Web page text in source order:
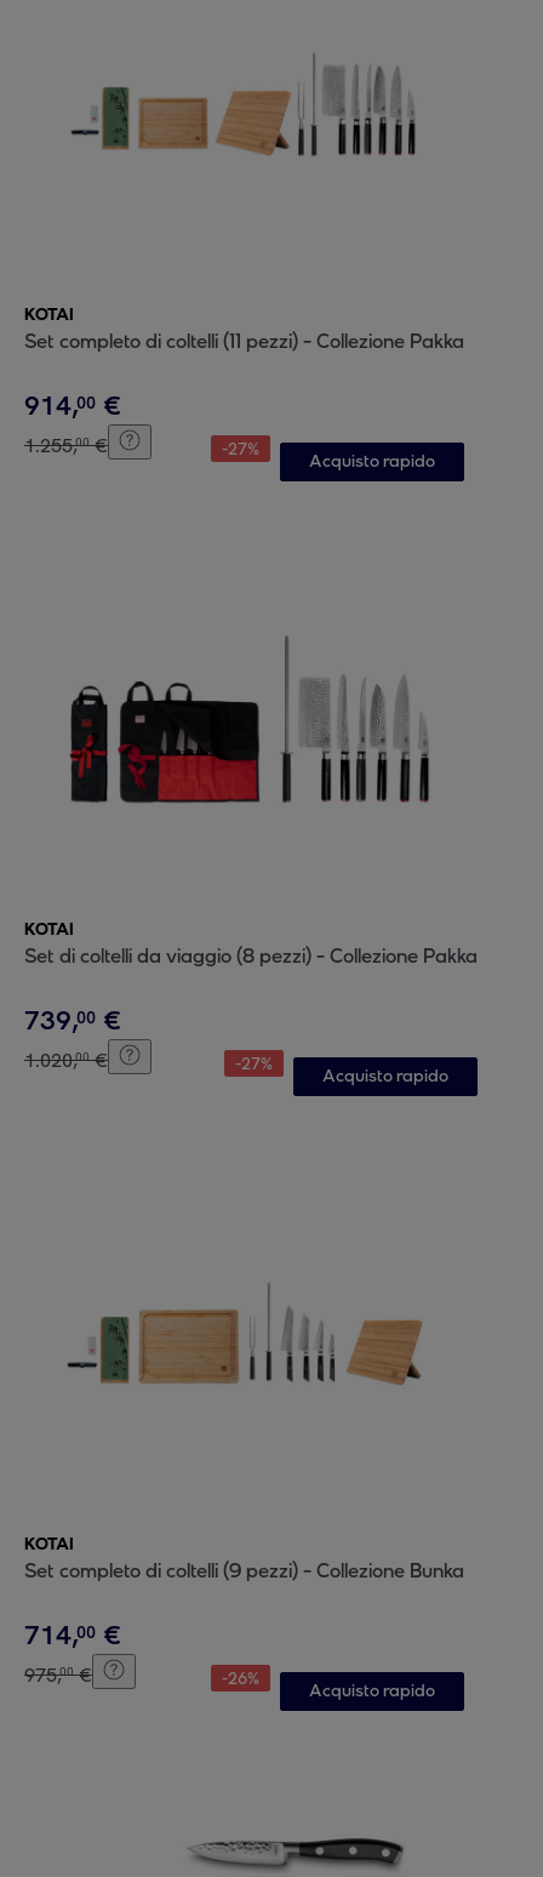
KOTAI
Set completo di coltelli (11 pezzi) - Collezione Pakka
914,00 €
1.255,00 € -27%
Acquisto rapido
KOTAI
Set di coltelli da viaggio (8 pezzi) - Collezione Pakka
739,00 €
1.020,00 € -27%
Acquisto rapido
KOTAI
Set completo di coltelli (9 pezzi) - Collezione Bunka
714,00 €
975,00 € -26%
Acquisto rapido